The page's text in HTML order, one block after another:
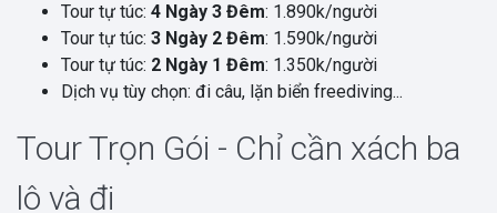
Tour tự túc: 4 Ngày 3 Đêm: 1.890k/người
Tour tự túc: 3 Ngày 2 Đêm: 1.590k/người
Tour tự túc: 2 Ngày 1 Đêm: 1.350k/người
Dịch vụ tùy chọn: đi câu, lặn biển freediving...
Tour Trọn Gói - Chỉ cần xách ba
lô và đi